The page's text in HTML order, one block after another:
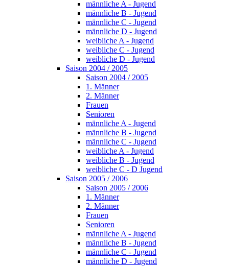
männliche A - Jugend
männliche B - Jugend
männliche C - Jugend
männliche D - Jugend
weibliche A - Jugend
weibliche C - Jugend
weibliche D - Jugend
Saison 2004 / 2005
Saison 2004 / 2005
1. Männer
2. Männer
Frauen
Senioren
männliche A - Jugend
männliche B - Jugend
männliche C - Jugend
weibliche A - Jugend
weibliche B - Jugend
weibliche C - D Jugend
Saison 2005 / 2006
Saison 2005 / 2006
1. Männer
2. Männer
Frauen
Senioren
männliche A - Jugend
männliche B - Jugend
männliche C - Jugend
männliche D - Jugend